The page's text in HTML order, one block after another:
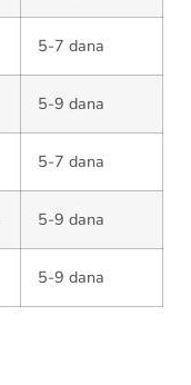
5-7 dana
5-9 dana
5-7 dana
5-9 dana
5-9 dana